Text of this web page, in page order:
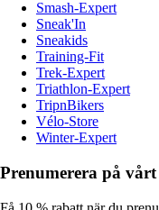
Smash-Expert
Sneak'In
Sneakids
Training-Fit
Trek-Expert
Triathlon-Expert
TripnBikers
Vélo-Store
Winter-Expert
Prenumerera på